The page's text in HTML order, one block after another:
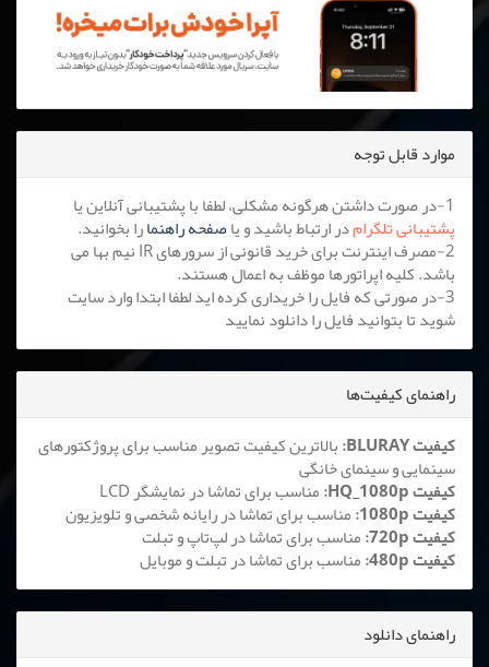
موارد قابل توجه
1-در صورت داشتن هرگونه مشکلی، لطفا با پشتیبانی آنلاین یا
پشتیبانی تلگرامدر ارتباط باشید و یاصفحه راهنمارا بخوانید.
2-مصرف اینترنت برای خرید قانونی از سرورهای IR نیم بها می
باشد. کلیه اپراتورها موظف به اعمال هستند.
3-در صورتی که فایل را خریداری کرده اید لطفا ابتدا وارد سایت
شوید تا بتوانید فایل را دانلود نمایید
راهنمای کیفیت‌ها
کیفیت BLURAY:
بالاترین کیفیت تصویر مناسب برای پروژکتورهای
سینمایی و سینمای خانگی
کیفیت HQ_1080p: مناسب برای تماشا در نمایشگر LCD
کیفیت 1080p: مناسب برای تماشا در رایانه شخصی و تلویزیون
کیفیت 720p: مناسب برای تماشا در لپ‌تاپ و تبلت
کیفیت 480p: مناسب برای تماشا در تبلت و موبایل
راهنمای دانلود